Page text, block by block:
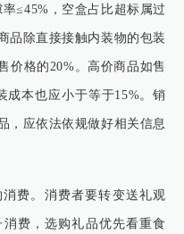
≤45%，空盒占比超标属过
品‌除直接接触内装物的包装
价格的20%。‌高价商品如售
成本也应小于等于15%。销
，应依法依规做好相关信息
费。消费者要转变送礼观
费，选购礼品优先看重食